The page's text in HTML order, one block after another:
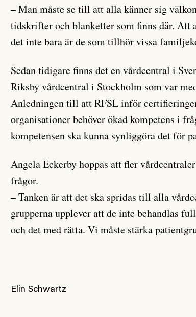
– Man måste se till att alla känner sig
tidskrifter och blanketter som finns där. Att
det inte bara är de som tillhör vissa
Sedan tidigare finns det en vårdcentral i
Riksby vårdcentral i Stockholm som var
Anledningen till att RFSL inför
organisationer behöver ökad kompetens i
kompetensen ska kunna synliggöra det för
Angela Eckerby hoppas att fler
frågor.
– Tanken är att det ska spridas till alla
grupperna upplever att de inte behandlas
och det med rätta. Vi måste stärka
Elin Schwartz